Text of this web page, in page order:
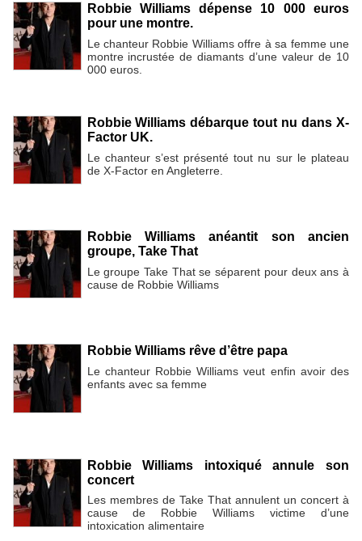
Robbie Williams dépense 10 000 euros
pour une montre.
Le chanteur Robbie Williams offre à sa femme une
montre incrustée de diamants d’une valeur de 10
000 euros.
Robbie Williams débarque tout nu dans X-
Factor UK.
Le chanteur s’est présenté tout nu sur le plateau
de X-Factor en Angleterre.
Robbie Williams anéantit son ancien
groupe, Take That
Le groupe Take That se séparent pour deux ans à
cause de Robbie Williams
Robbie Williams rêve d’être papa
Le chanteur Robbie Williams veut enfin avoir des
enfants avec sa femme
Robbie Williams intoxiqué annule son
concert
Les membres de Take That annulent un concert à
cause de Robbie Williams victime d’une
intoxication alimentaire